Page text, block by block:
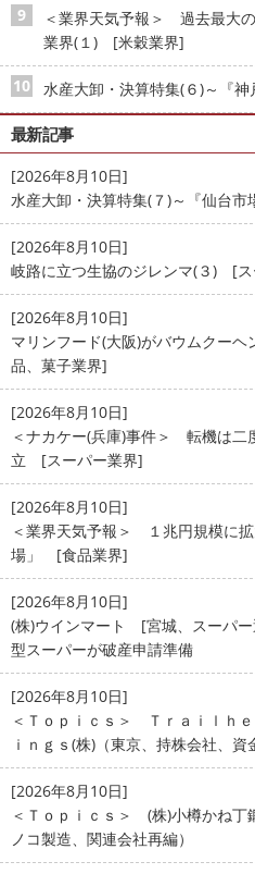
＜業界天気予報＞ 過去最大
業界(１) [米穀業界]
水産大卸・決算特集(６)～『
最新記事
[2026年8月10日]
水産大卸・決算特集(７)～『仙台
[2026年8月10日]
岐路に立つ生協のジレンマ(３) [
[2026年8月10日]
マリンフード(大阪)がバウムクー
品、菓子業界]
[2026年8月10日]
＜ナカケー(兵庫)事件＞ 転機は二
立 [スーパー業界]
[2026年8月10日]
＜業界天気予報＞ １兆円規模に
場」 [食品業界]
[2026年8月10日]
(株)ウインマート [宮城、スーパ
型スーパーが破産申請準備
[2026年8月10日]
＜Ｔｏｐｉｃｓ＞ Ｔｒａｉｌｈ
ｉｎｇｓ(株)（東京、持株会社、資
[2026年8月10日]
＜Ｔｏｐｉｃｓ＞ (株)小樽かね丁
ノコ製造、関連会社再編）